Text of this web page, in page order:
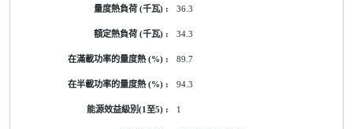
36.3
34.3
89.7
94.3
1